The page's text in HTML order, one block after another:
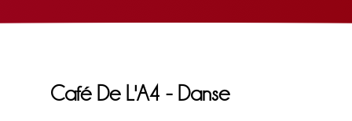
Café De L'A4 - Danse